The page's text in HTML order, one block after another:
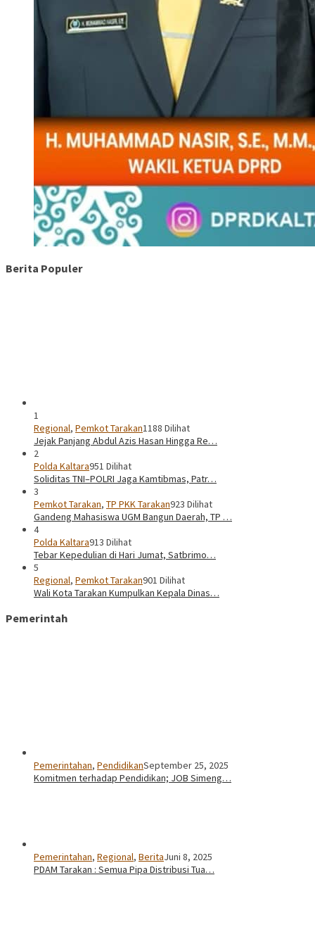
Berita Populer
1
Regional, Pemkot Tarakan1188 Dilihat
Jejak Panjang Abdul Azis Hasan Hingga Re…
2
Polda Kaltara951 Dilihat
Soliditas TNI–POLRI Jaga Kamtibmas, Patr…
3
Pemkot Tarakan, TP PKK Tarakan923 Dilihat
Gandeng Mahasiswa UGM Bangun Daerah, TP …
4
Polda Kaltara913 Dilihat
Tebar Kepedulian di Hari Jumat, Satbrimo…
5
Regional, Pemkot Tarakan901 Dilihat
Wali Kota Tarakan Kumpulkan Kepala Dinas…
Pemerintah
Pemerintahan, PendidikanSeptember 25, 2025
Komitmen terhadap Pendidikan; JOB Simeng…
Pemerintahan, Regional, BeritaJuni 8, 2025
PDAM Tarakan : Semua Pipa Distribusi Tua…